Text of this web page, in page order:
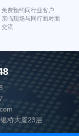
免费预约同行业客户
亲临现场与同行面对面
交流
桥大厦23层